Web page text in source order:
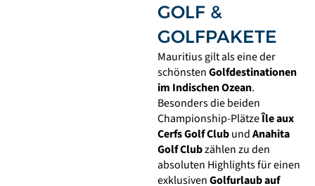
GOLF &
GOLFPAKETE
Mauritius gilt als eine der
schönstenGolfdestinationen
im Indischen Ozean.
Besonders die beiden
Championship-PlätzeÎle aux
Cerfs Golf ClubundAnahita
Golf Clubzählen zu den
absoluten Highlights für einen
exklusivenGolfurlaub auf